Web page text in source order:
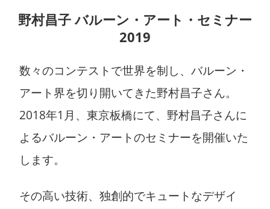
野村昌子 バルーン・アート・セミナー
2019
数々のコンテストで世界を制し、バルーン・
アート界を切り開いてきた野村昌子さん。
2018年1月、東京板橋にて、野村昌子さんに
よるバルーン・アートのセミナーを開催いた
します。
その高い技術、独創的でキュートなデザイ